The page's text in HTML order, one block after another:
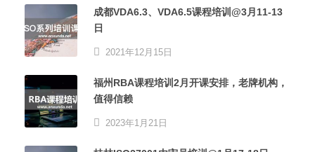
成都VDA6.3、VDA6.5课程培训@3月11-13
日
2021年12月15日
福州RBA课程培训2月开课安排，老牌机构，
值得信赖
2023年1月21日